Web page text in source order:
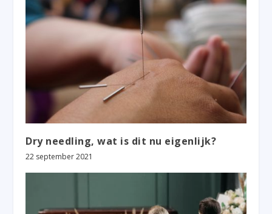
Dry needling, wat is dit nu eigenlijk?
22 september 2021